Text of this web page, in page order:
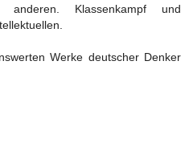
Klassenkampf und
Werke deutscher Denker